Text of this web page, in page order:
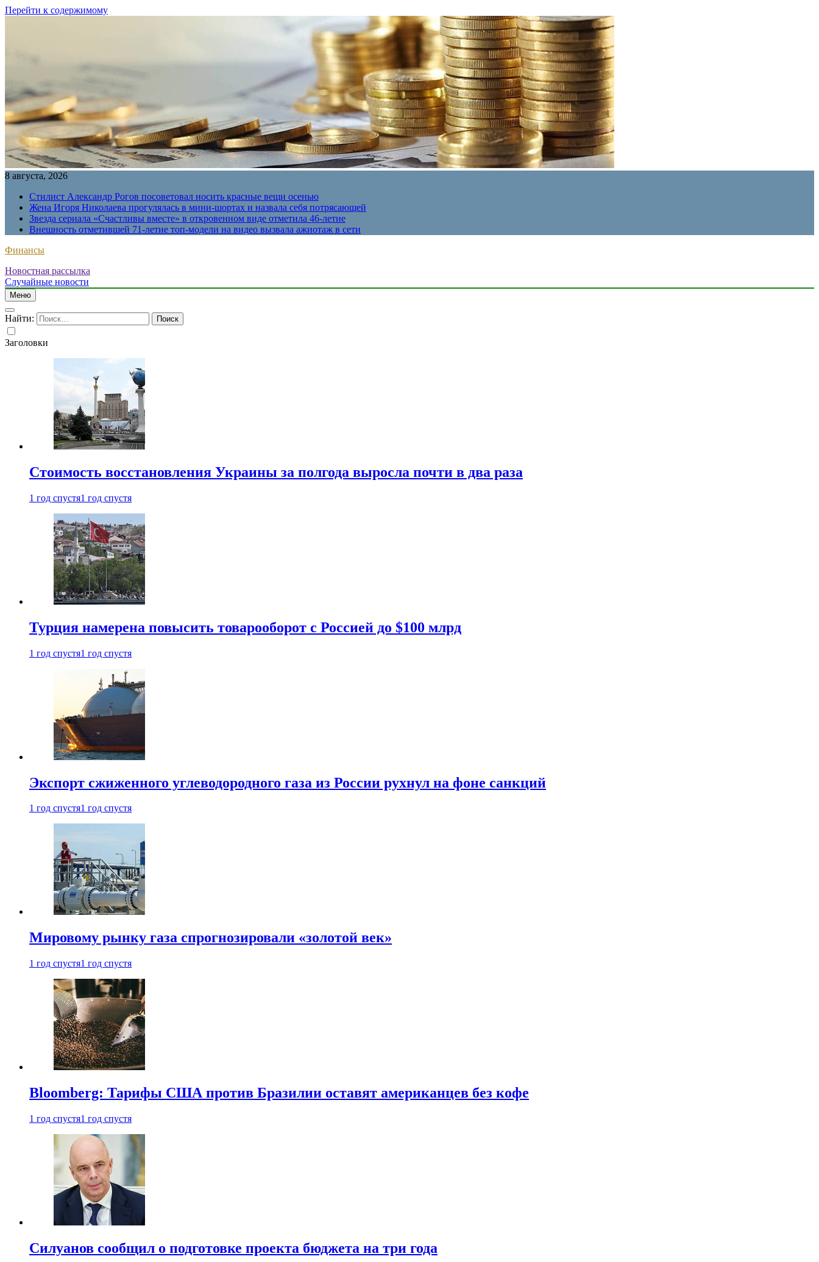
Перейти к содержимому
8 августа, 2026
Стилист Александр Рогов посоветовал носить красные вещи осенью
Жена Игоря Николаева прогулялась в мини-шортах и назвала себя потрясающей
Звезда сериала «Счастливы вместе» в откровенном виде отметила 46-летие
Внешность отметившей 71-летие топ-модели на видео вызвала ажиотаж в сети
Финансы
Новостная рассылка
Случайные новости
Меню
Найти:
Заголовки
Стоимость восстановления Украины за полгода выросла почти в два раза
1 год спустя1 год спустя
Турция намерена повысить товарооборот с Россией до $100 млрд
1 год спустя1 год спустя
Экспорт сжиженного углеводородного газа из России рухнул на фоне санкций
1 год спустя1 год спустя
Мировому рынку газа спрогнозировали «золотой век»
1 год спустя1 год спустя
Bloomberg: Тарифы США против Бразилии оставят американцев без кофе
1 год спустя1 год спустя
Силуанов сообщил о подготовке проекта бюджета на три года